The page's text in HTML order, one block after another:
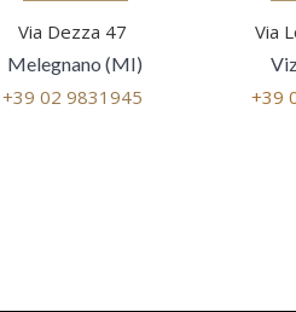
Via Dezza 47
Melegnano (MI)
+39 02 9831945
Via
+39